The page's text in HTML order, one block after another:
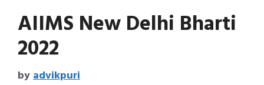
AIIMS New Delhi Bharti
2022
byadvikpuri